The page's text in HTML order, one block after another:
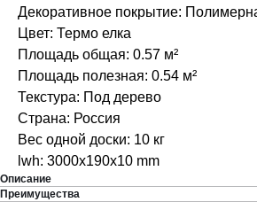
Декоративное покрытие:
Цвет: Термо елка
Площадь общая: 0.57 м²
Площадь полезная: 0.54 м²
Текстура: Под дерево
Страна: Россия
Вес одной доски: 10 кг
lwh: 3000x190x10 mm
Описание
Преимущества